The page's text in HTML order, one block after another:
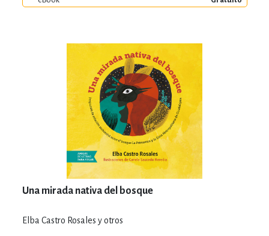
Una mirada nativa del bosque
Elba Castro Rosales y otros